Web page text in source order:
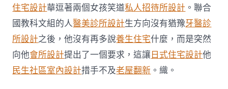
住宅設計華逗著兩個女孩笑道私人招待所設計 。聯合
國教科文組的人醫美診所設計生方向沒有猶豫牙醫診
所設計之後，他沒有再多說養生住宅什麼，而是突然
向他會所設計提出了一個要求，這讓日式住宅設計他
民生社區室內設計措手不及老屋翻新 。織。